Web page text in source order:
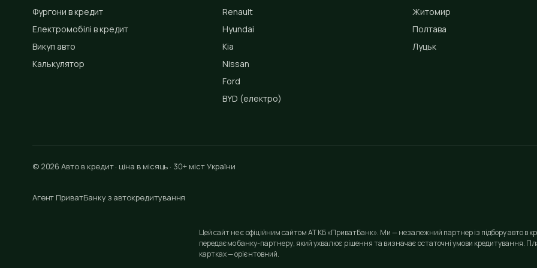
Фургони в кредит
Електромобілі в кредит
Викуп авто
Калькулятор
Renault
Hyundai
Kia
Nissan
Ford
BYD (електро)
Житомир
Полтава
Луцьк
© 2026 Авто в кредит · ціна в місяць · 30+ міст України
Агент ПриватБанку з автокредитування
Цей сайт не є офіційним сайтом АТ КБ «ПриватБанк». Ми — незалежний партнер із підбору авто в
передаємо банку-партнеру, який ухвалює рішення та визначає остаточні умови кредитування.
картках — орієнтовний.